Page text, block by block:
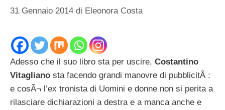
31 Gennaio 2014 di Eleonora Costa
Adesso che il suo libro sta per uscire, Costantino
Vitagliano sta facendo grandi manovre di pubblicitÃ :
e cosÃ¬ l’ex tronista di Uomini e donne non si perita a
rilasciare dichiarazioni a destra e a manca anche e